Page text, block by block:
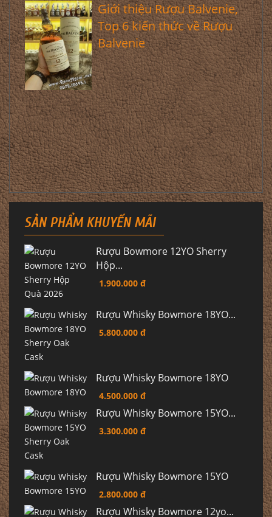
Giới thiệu Rượu Balvenie,
Top 6 kiến thức về Rượu
Balvenie
SẢN PHẨM KHUYẾN MÃI
Rượu Bowmore 12YO Sherry
Hộp...
1.900.000 đ
Rượu Whisky Bowmore 18YO...
5.800.000 đ
Rượu Whisky Bowmore 18YO
4.500.000 đ
Rượu Whisky Bowmore 15YO...
3.300.000 đ
Rượu Whisky Bowmore 15YO
2.800.000 đ
Rượu Whisky Bowmore 12yo...